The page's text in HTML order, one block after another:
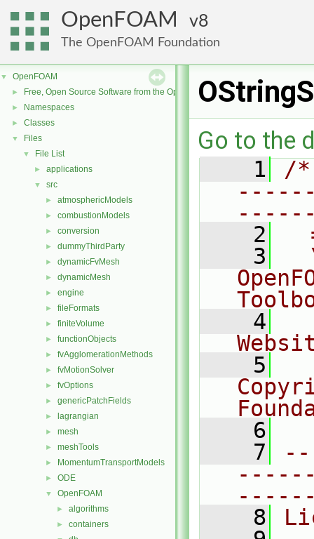
OpenFOAM 8
The OpenFOAM Foundation
▼ OpenFOAM
► Free, Open Source Software from the OpenFOAM Foundation
► Namespaces
► Classes
▼ Files
▼ File List
► applications
▼ src
► atmosphericModels
► combustionModels
► conversion
► dummyThirdParty
► dynamicFvMesh
► dynamicMesh
► engine
► fileFormats
► finiteVolume
► functionObjects
► fvAgglomerationMethods
► fvMotionSolver
► fvOptions
► genericPatchFields
► lagrangian
► mesh
► meshTools
► MomentumTransportModels
► ODE
▼ OpenFOAM
► algorithms
► containers
Go to the
    1
/
    2
    3
    4
    5
    6
    7
    8